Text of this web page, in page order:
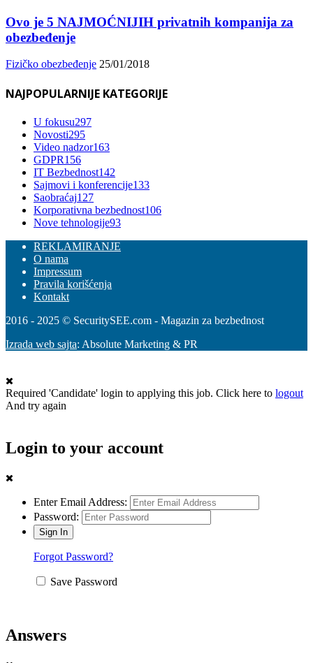
Ovo je 5 NAJMOĆNIJIH privatnih kompanija za
obezbeđenje
Fizičko obezbeđenje 25/01/2018
NAJPOPULARNIJE KATEGORIJE
U fokusu297
Novosti295
Video nadzor163
GDPR156
IT Bezbednost142
Sajmovi i konferencije133
Saobraćaj127
Korporativna bezbednost106
Nove tehnologije93
REKLAMIRANJE
O nama
Impressum
Pravila korišćenja
Kontakt
2016 - 2025 © SecuritySEE.com - Magazin za bezbednost
Izrada web sajta: Absolute Marketing & PR
Required 'Candidate' login to applying this job. Click here to logout
And try again
Login to your account
Enter Email Address:
Password:
Forgot Password?
Save Password
Answers